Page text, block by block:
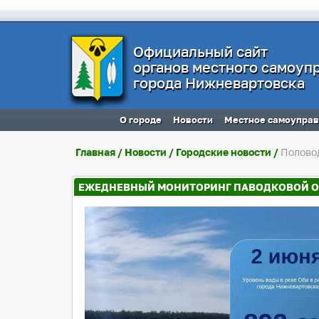
Официальный сайт
органов местного
города Нижневартовска
О городе Новости Местное
Главная / Новости / Городские новости /
ЕЖЕДНЕВНЫЙ МОНИТОРИНГ ПАВОДКОВОЙ